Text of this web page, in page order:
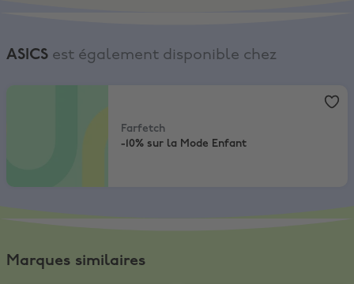
ASICS est également disponible chez
Farfetch
-10% sur la Mode Enfant
Marques similaires